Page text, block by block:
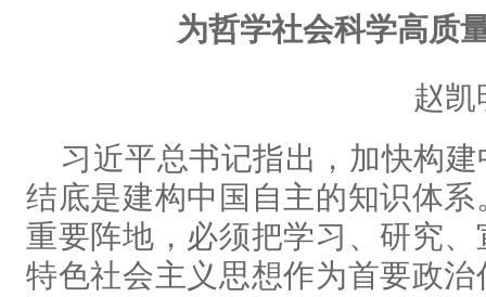
为哲学社会科学高质
赵凯
习近平总书记指出，加快构
结底是建构中国自主的知识体
重要阵地，必须把学习、研究
特色社会主义思想作为首要政